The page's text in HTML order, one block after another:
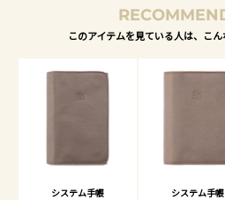
このアイテムを見ている人は、こ
システム手帳
システム手帳